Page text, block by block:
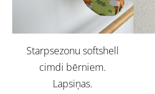
Starpsezonu softshell
cimdi bērniem.
Lapsiņas.